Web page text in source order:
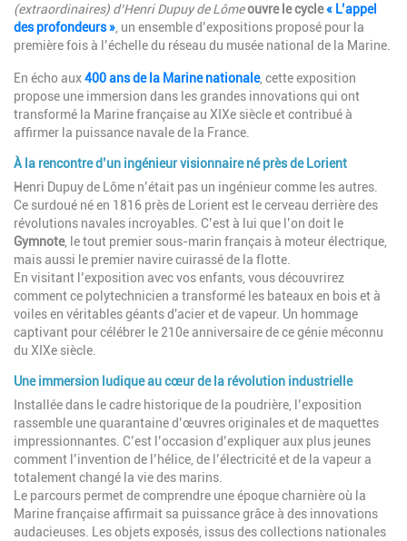
(extraordinaires) d’Henri Dupuy de Lômeouvre le cycle« L’appel
des profondeurs », un ensemble d’expositions proposé pour la
première fois à l’échelle du réseau du musée national de la Marine.
En écho aux400 ans de la Marine nationale, cette exposition
propose une immersion dans les grandes innovations qui ont
transformé la Marine française au XIXe siècle et contribué à
affirmer la puissance navale de la France.
À la rencontre d’un ingénieur visionnaire né près de Lorient
Henri Dupuy de Lôme n’était pas un ingénieur comme les autres.
Ce surdoué né en 1816 près de Lorient est le cerveau derrière des
révolutions navales incroyables. C’est à lui que l’on doit le
Gymnote, le tout premier sous-marin français à moteur électrique,
mais aussi le premier navire cuirassé de la flotte.
En visitant l’exposition avec vos enfants, vous découvrirez
comment ce polytechnicien a transformé les bateaux en bois et à
voiles en véritables géants d'acier et de vapeur. Un hommage
captivant pour célébrer le 210e anniversaire de ce génie méconnu
du XIXe siècle.
Une immersion ludique au cœur de la révolution industrielle
Installée dans le cadre historique de la poudrière, l’exposition
rassemble une quarantaine d’œuvres originales et de maquettes
impressionnantes. C’est l’occasion d’expliquer aux plus jeunes
comment l’invention de l’hélice, de l’électricité et de la vapeur a
totalement changé la vie des marins.
Le parcours permet de comprendre une époque charnière où la
Marine française affirmait sa puissance grâce à des innovations
audacieuses. Les objets exposés, issus des collections nationales